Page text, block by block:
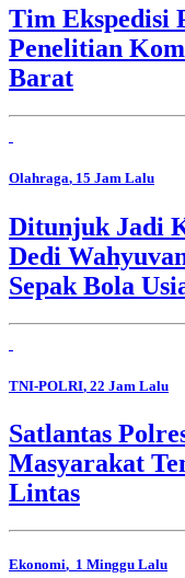
Tim Ekspedisi
Penelitian
Barat
Olahraga, 15 Jam Lalu
Ditunjuk Jadi
Dedi
Sepak Bola
TNI-POLRI, 22 Jam Lalu
Satlantas
Masyarakat
Lintas
Ekonomi, 1 Minggu Lalu